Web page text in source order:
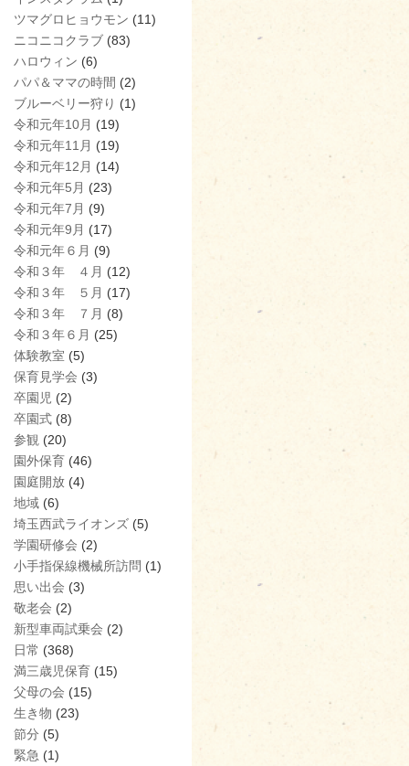
ツマグロヒョウモン (11)
ニコニコクラブ (83)
ハロウィン (6)
パパ＆ママの時間 (2)
ブルーベリー狩り (1)
令和元年10月 (19)
令和元年11月 (19)
令和元年12月 (14)
令和元年5月 (23)
令和元年7月 (9)
令和元年9月 (17)
令和元年６月 (9)
令和３年 ４月 (12)
令和３年 ５月 (17)
令和３年 ７月 (8)
令和３年６月 (25)
体験教室 (5)
保育見学会 (3)
卒園児 (2)
卒園式 (8)
参観 (20)
園外保育 (46)
園庭開放 (4)
地域 (6)
埼玉西武ライオンズ (5)
学園研修会 (2)
小手指保線機械所訪問 (1)
思い出会 (3)
敬老会 (2)
新型車両試乗会 (2)
日常 (368)
満三歳児保育 (15)
父母の会 (15)
生き物 (23)
節分 (5)
緊急 (1)